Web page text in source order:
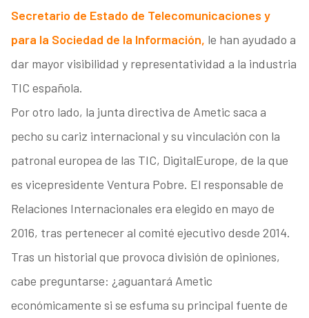
Secretario de Estado de Telecomunicaciones y
para la Sociedad de la Información, le han ayudado a
dar mayor visibilidad y representatividad a la industria
TIC española.
Por otro lado, la junta directiva de Ametic saca a
pecho su cariz internacional y su vinculación con la
patronal europea de las TIC, DigitalEurope, de la que
es vicepresidente Ventura Pobre. El responsable de
Relaciones Internacionales era elegido en mayo de
2016, tras pertenecer al comité ejecutivo desde 2014.
Tras un historial que provoca división de opiniones,
cabe preguntarse: ¿aguantará Ametic
económicamente si se esfuma su principal fuente de